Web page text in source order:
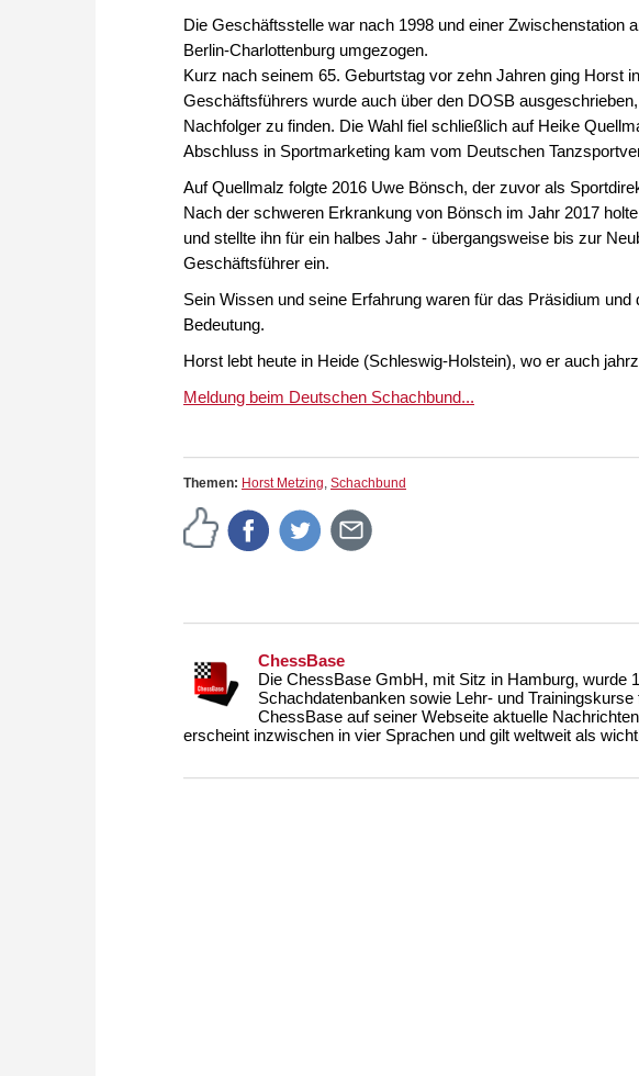
Die Geschäftsstelle war nach 1998 und einer Zwischenstation
Berlin-Charlottenburg umgezogen.
Kurz nach seinem 65. Geburtstag vor zehn Jahren ging Horst
Geschäftsführers wurde auch über den DOSB
Nachfolger zu finden. Die Wahl fiel schließlich auf Heike
Abschluss in Sportmarketing kam vom Deutschen
Auf Quellmalz folgte 2016 Uwe Bönsch, der zuvor als
Nach der schweren Erkrankung von Bönsch im Jahr 2017
und stellte ihn für ein halbes Jahr - übergangsweise bis zur
Geschäftsführer ein.
Sein Wissen und seine Erfahrung waren für das Präsidium
Bedeutung.
Horst lebt heute in Heide (Schleswig-Holstein), wo er auch
Meldung beim Deutschen Schachbund...
Themen: Horst Metzing, Schachbund
ChessBase
Die ChessBase GmbH, mit Sitz in Hamburg, wurde
Schachdatenbanken sowie Lehr- und
ChessBase auf seiner Webseite aktuelle
erscheint inzwischen in vier Sprachen und gilt weltweit als